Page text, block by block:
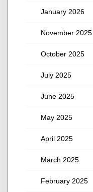
January 2026
November 2025
October 2025
July 2025
June 2025
May 2025
April 2025
March 2025
February 2025